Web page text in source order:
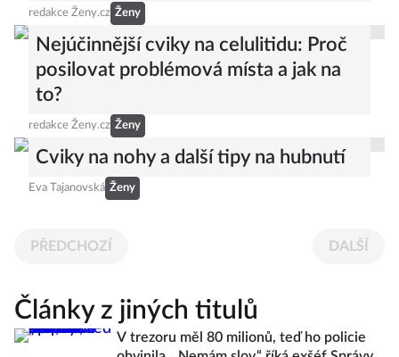
redakce Ženy.cz Ženy
Nejúčinnější cviky na celulitidu: Proč
posilovat problémová místa a jak na
to?
redakce Ženy.cz Ženy
Cviky na nohy a další tipy na hubnutí
Eva Tajanovská Ženy
PŘEDCHOZÍ DALŠÍ
Články z jiných titulů
V trezoru měl 80 milionů, teď ho policie